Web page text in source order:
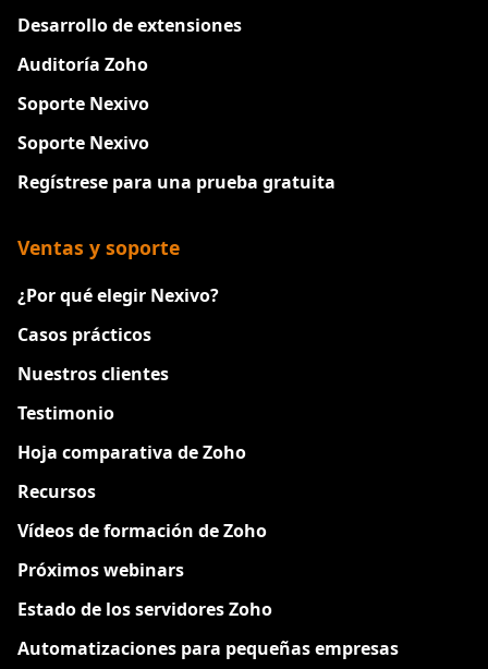
Desarrollo de extensiones
Auditoría Zoho
Soporte Nexivo
Soporte Nexivo
Regístrese para una prueba gratuita
Ventas y soporte
¿Por qué elegir Nexivo?
Casos prácticos
Nuestros clientes
Testimonio
Hoja comparativa de Zoho
Recursos
Vídeos de formación de Zoho
Próximos webinars
Estado de los servidores Zoho
Automatizaciones para pequeñas empresas